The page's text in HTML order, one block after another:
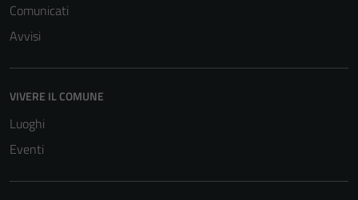
Comunicati
Avvisi
VIVERE IL COMUNE
Luoghi
Eventi
possono
personali.